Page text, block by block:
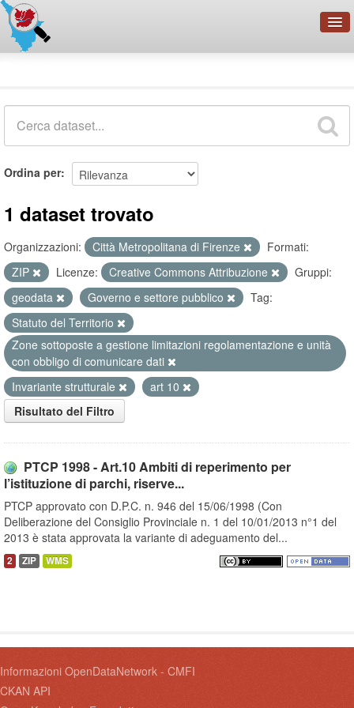
Organizzazioni
Ordina per
1 dataset trovato
Organizzazioni: Città Metropolitana di Firenze
Formati:
ZIP
Licenze: Creative Commons Attribuzione
Gruppi:
geodata
Governo e settore pubblico
Tag:
Statuto del Territorio
Zone sottoposte a gestione limitazioni regolamentazione e unità
con obbligo di comunicare dati
Invariante strutturale
art 10
Risultato del Filtro
PTCP 1998 - Art.10 Ambiti di reperimento per
l’istituzione di parchi, riserve...
PTCP approvato con D.P.C. n. 946 del 15/06/1998 (Con
Deliberazione del Consiglio Provinciale n. 1 del 10/01/2013 n°1 del
2013 è stata approvata la variante di adeguamento del...
2 ZIP WMS
Informazioni OpenDataNetwork - CMFI
CKAN API